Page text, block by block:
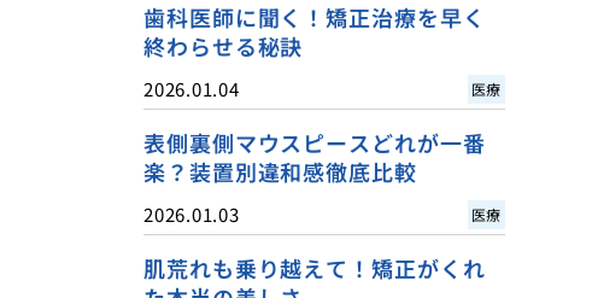
歯科医師に聞く！矯正治療を早く
終わらせる秘訣
2026.01.04 医療
表側裏側マウスピースどれが一番
楽？装置別違和感徹底比較
2026.01.03 医療
肌荒れも乗り越えて！矯正がくれ